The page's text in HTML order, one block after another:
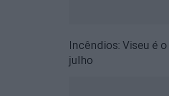
Incêndios: Viseu é
julho